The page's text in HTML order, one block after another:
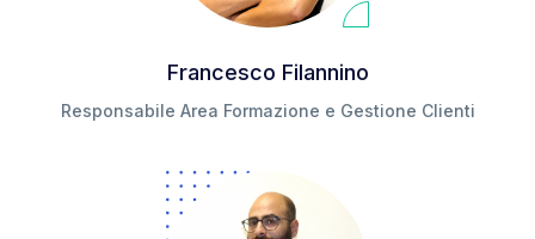
Francesco Filannino
Responsabile Area Formazione e Gestione Clienti